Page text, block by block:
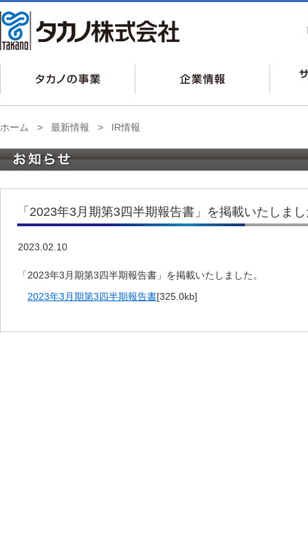
ホーム > 最新情報 > IR情報
「2023年3月期第3四半期報告書」を掲載いたしま
2023.02.10
「2023年3月期第3四半期報告書」を掲載いたしました。
2023年3月期第3四半期報告書[325.0kb]